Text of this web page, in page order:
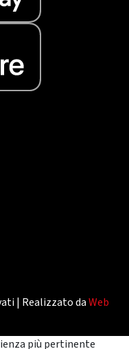
| Realizzato daWeb
più pertinente